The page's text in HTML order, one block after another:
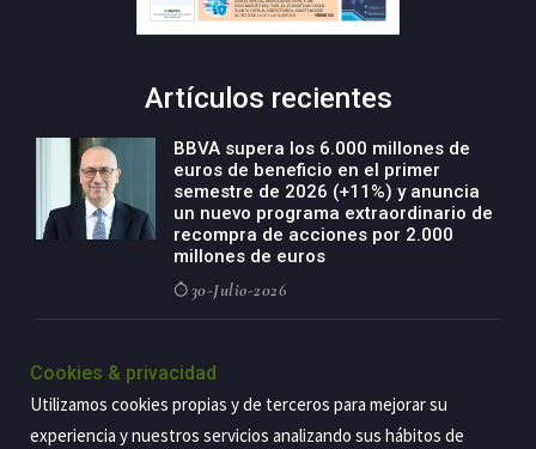
Artículos recientes
BBVA supera los 6.000 millones de
euros de beneficio en el primer
semestre de 2026 (+11%) y anuncia
un nuevo programa extraordinario de
recompra de acciones por 2.000
millones de euros
30-Julio-2026
negocio agro con un modelo global
países
Cookies & privacidad
Utilizamos cookies propias y de terceros para mejorar su
experiencia y nuestros servicios analizando sus hábitos de